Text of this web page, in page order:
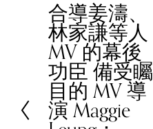
P
r
e
v
o
u
合導姜濤、
林家謙等人
MV 的幕後
功臣 備受矚
目的 MV 導
演 Maggie